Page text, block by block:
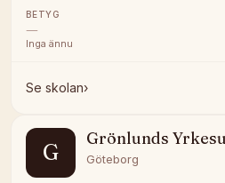
BETYG
—
Inga ännu
Se skolan›
G
Grönlunds
Göteborg